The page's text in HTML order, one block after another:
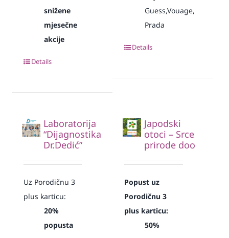
snižene
mjesečne
akcije
Details
Guess,Vouage,
Prada
Details
Laboratorija
“Dijagnostika
Dr.Dedić”
Uz Porodičnu 3
plus karticu:
20%
popusta
Japodski
otoci – Srce
prirode doo
Popust uz
Porodičnu 3
plus karticu:
50%